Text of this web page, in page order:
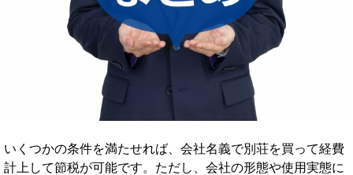
いくつかの条件を満たせれば、会社名義で別荘を買って経費
計上して節税が可能です。ただし、会社の形態や使用実態に